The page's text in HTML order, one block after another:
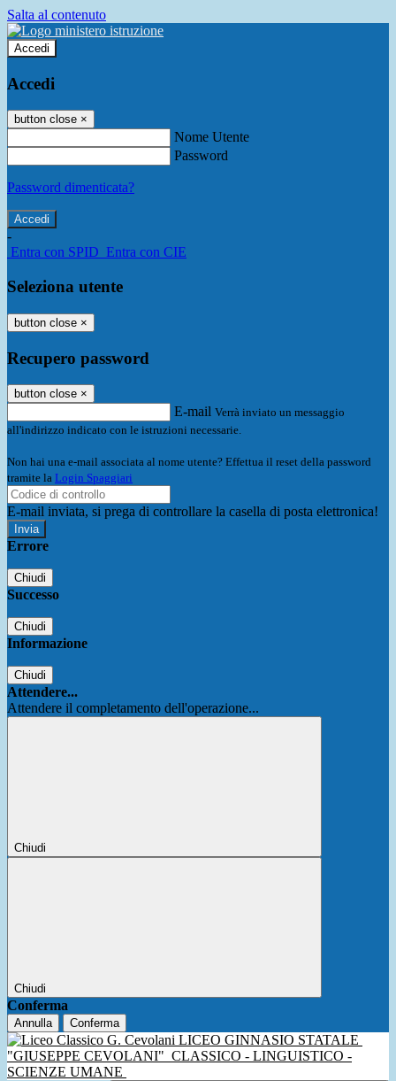
Salta al contenuto
Accedi
Accedi
button close ×
Nome Utente
Password
Password dimenticata?
-
Entra con SPID Entra con CIE
Seleziona utente
button close ×
Recupero password
button close ×
E-mail Verrà inviato un messaggio
all'indirizzo indicato con le istruzioni necessarie.
Non hai una e-mail associata al nome utente? Effettua il reset della password
tramite la Login Spaggiari
E-mail inviata, si prega di controllare la casella di posta elettronica!
Errore
Chiudi
Successo
Chiudi
Informazione
Chiudi
Attendere...
Attendere il completamento dell'operazione...
Chiudi
Chiudi
Conferma
Annulla Conferma
LICEO GINNASIO STATALE
"GIUSEPPE CEVOLANI" CLASSICO - LINGUISTICO -
SCIENZE UMANE